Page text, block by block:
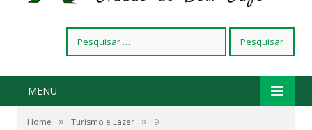
por:
MENU
Home » Turismo e Lazer » 9